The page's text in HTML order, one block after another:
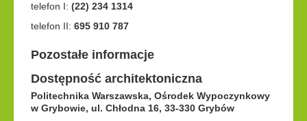
telefon I: (22) 234 1314
telefon II: 695 910 787
Pozostałe informacje
Dostępność architektoniczna
Politechnika Warszawska, Ośrodek Wypoczynkowy
w Grybowie, ul. Chłodna 16, 33-330 Grybów